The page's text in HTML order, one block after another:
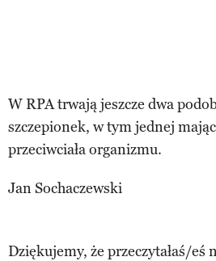
W RPA trwają jeszcze dwa
szczepionek, w tym jednej
przeciwciała organizmu.
Jan Sochaczewski
Dziękujemy, że przeczytałaś/eś